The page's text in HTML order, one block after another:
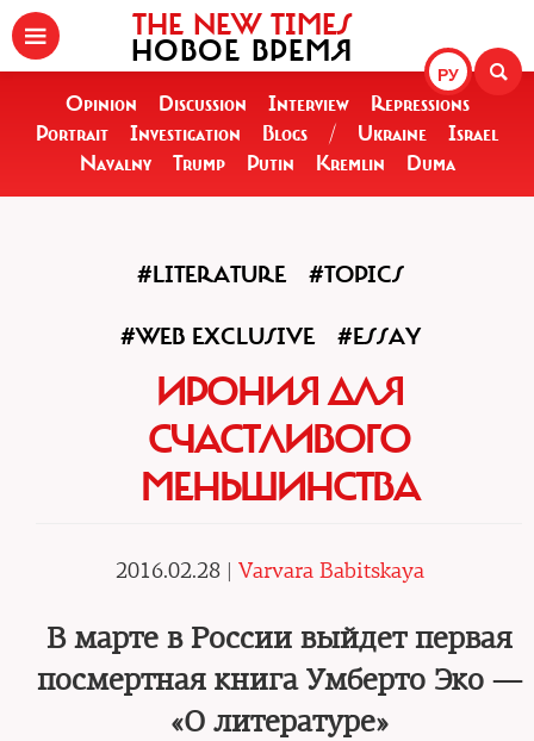
РУ
THE NEW TIMES
НОВОЕ ВРЕМЯ
Opinion Discussion Interview
Repressions
Portrait
Investigation Blogs / Ukraine
Israel
Navalny
Trump Putin Kremlin Duma
#LITERATURE #TOPICS
#WEB EXCLUSIVE #ESSAY
ИРОНИЯ ДЛЯ
СЧАСТЛИВОГО
МЕНЬШИНСТВА
2016.02.28 | Varvara Babitskaya
В марте в России выйдет первая
посмертная книга Умберто Эко —
«О литературе»